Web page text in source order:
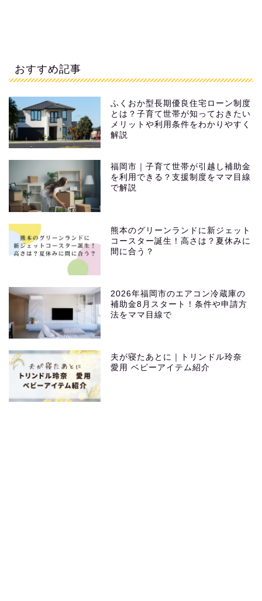
おすすめ記事
ふくおか型長期優良住宅ローン制度
とは？子育て世帯が知っておきたい
メリットや利用条件をわかりやすく
解説
福岡市｜子育て世帯が引越し補助金
を利用できる？支援制度をママ目線
で解説
熊本のグリーンランドに新ジェット
コースター誕生！高さは？夏休みに
間に合う？
2026年福岡市のエアコン冷蔵庫の
補助金8月スタート！条件や申請方
法をママ目線で
夫が寝たあとに｜トリンドル玲奈
愛用 ベビーアイテム紹介